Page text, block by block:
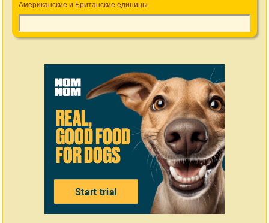
Американские и Британские единицы